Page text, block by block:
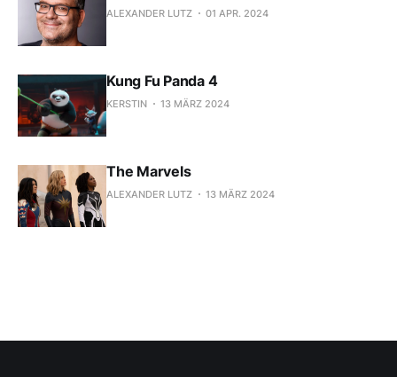
ALEXANDER LUTZ 01 APR. 2024
Kung Fu Panda 4
KERSTIN 13 MÄRZ 2024
The Marvels
ALEXANDER LUTZ 13 MÄRZ 2024